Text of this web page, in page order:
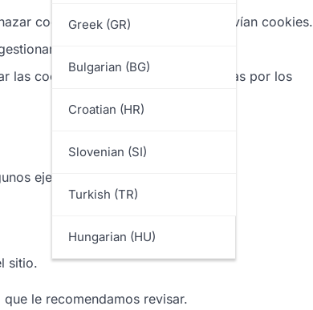
Greek (GR)
Bulgarian (BG)
Croatian (HR)
Slovenian (SI)
Turkish (TR)
Hungarian (HU)
cookies o alertarle cuando se envían cookies.
sus preferencias.
las cookies, como las proporcionadas por los
ejemplos incluyen:
sitio.
le recomendamos revisar.